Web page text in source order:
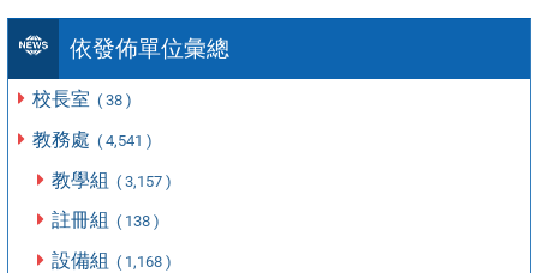
依發佈單位彙總
校長室 ( 38 )
教務處 ( 4,541 )
教學組 ( 3,157 )
註冊組 ( 138 )
設備組 ( 1,168 )